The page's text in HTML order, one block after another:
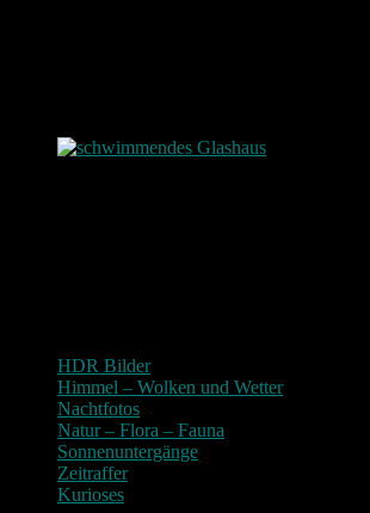
HDR Bilder
Himmel – Wolken und Wetter
Nachtfotos
Natur – Flora – Fauna
Sonnenuntergänge
Zeitraffer
Kurioses